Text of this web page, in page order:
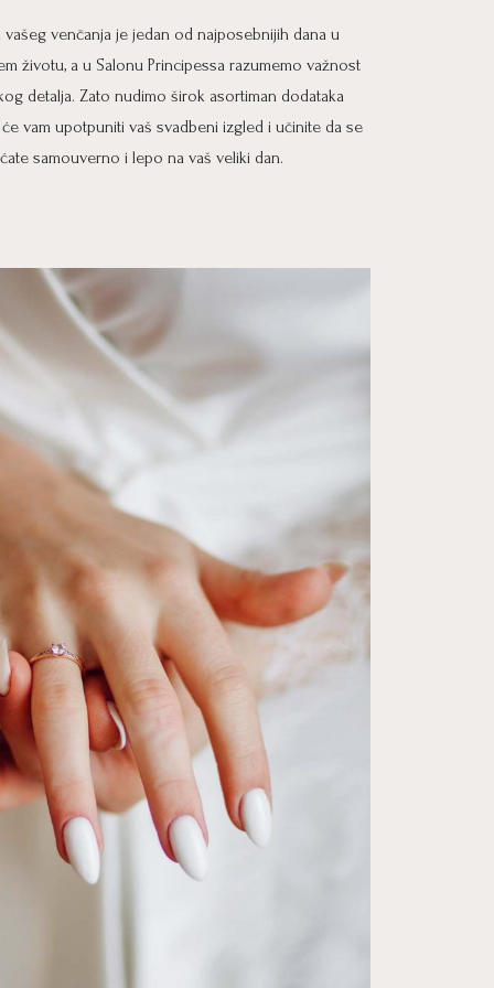
vašeg venčanja je jedan od najposebnijih dana u
životu, a u Salonu Principessa razumemo važnost
detalja. Zato nudimo širok asortiman dodataka
vam upotpuniti vaš svadbeni izgled i učinite da se
samouverno i lepo na vaš veliki dan.